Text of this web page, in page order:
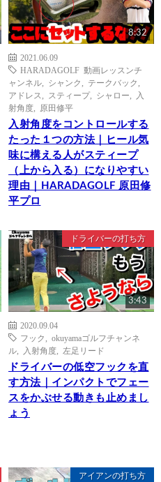
8:32
2021.06.09
HARADAGOLF 動画レッスンチ
ャンネル
シャンク テークバック
アドレス
スティープ, シャロー
入
射角度
原田修平
入射角度をコントロールする
たった１つの方法｜ヒール気
味に構える人がスティープ
（上から入る）になりやすい
理由｜HARADAGOLF 原田修
平プロ
ドライバーの打ち方
3:43
2020.09.04
フック
okuyamaゴルフチャンネ
ル
入射角度 左足リード
ドライバーの低空フックを直
す方法｜インパクトでフェー
スをかぶせる動きも止めまし
ょう
アイアンの打ち方